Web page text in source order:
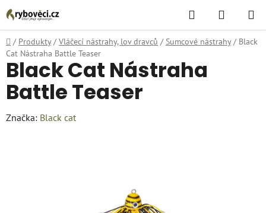
Přejít
na
obsah
Hledat
KOŠÍK
Domů
/ Produkty / Vláčecí nástrahy, lov dravců / Sumcové nástrahy / Black
Cat Nástraha Battle Teaser
Black Cat Nástraha
Battle Teaser
Značka: Black cat